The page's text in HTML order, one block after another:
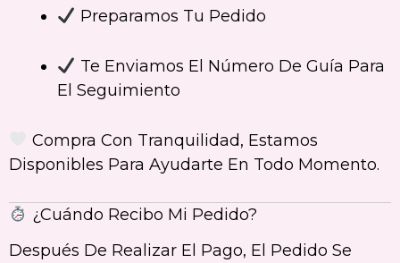
Preparamos Tu Pedido
Te Enviamos El Número De Guía Para
El Seguimiento
Compra Con Tranquilidad, Estamos
Disponibles Para Ayudarte En Todo Momento.
¿Cuándo Recibo Mi Pedido?
Después De Realizar El Pago, El Pedido Se